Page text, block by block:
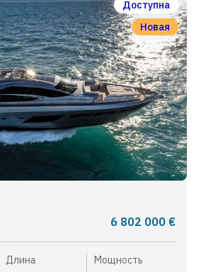
Доступна
Новая
6 802 000 €
Длина Мощность